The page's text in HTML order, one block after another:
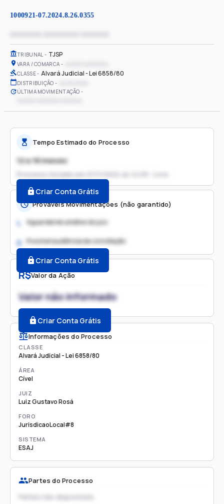
1000921-07.2024.8.26.0355
TRIBUNAL TJSP
VARA / COMARCA
CLASSE Alvará Judicial - Lei 6858/80
DISTRIBUIÇÃO
ÚLTIMA MOVIMENTAÇÃO
R$Valor da Ação
Valor não informado
Criar Conta Grátis
Informações do Processo
CLASSE
Alvará Judicial - Lei 6858/80
ÁREA
Cível
JUIZ
Luiz Gustavo Rosá
FORO
JurisdicaoLocal#8
SISTEMA
ESAJ
Partes do Processo
Partes não disponíveis
Tempo Estimado do Processo
12 a 18 meses
Processo iniciado em 21/11/2024 às 12:09 - Livre
Criar Conta Grátis
Prováveis Movimentações (não garantido)
1. Aguardando análise do juiz
2. Possível audiência de conciliação
Criar Conta Grátis